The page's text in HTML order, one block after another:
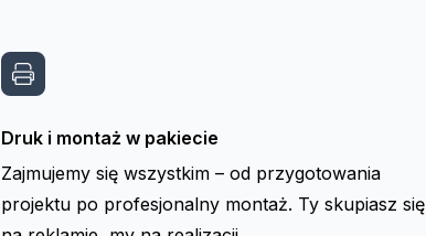
Druk i montaż w pakiecie
Zajmujemy się wszystkim – od przygotowania
projektu po profesjonalny montaż. Ty skupiasz się